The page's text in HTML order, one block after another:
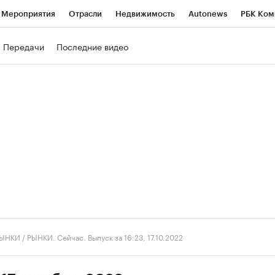
Мероприятия Отрасли Недвижимость Autonews РБК
Передачи Последние видео
/ РЫНКИ. Сейчас. Выпуск за 16:23, 17.10.2022